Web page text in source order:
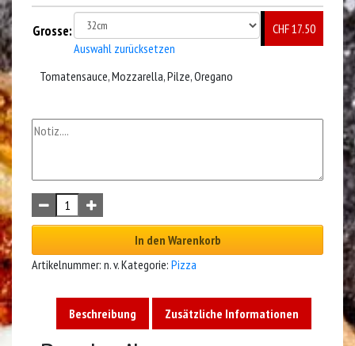
CHF 17.50
Tomatensauce, Mozzarella, Pilze, Oregano
Grosse:
Auswahl zurücksetzen
In den Warenkorb
Artikelnummer: n. v.Kategorie: Pizza
Beschreibung Zusätzliche Informationen